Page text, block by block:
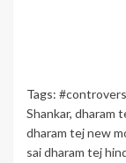
Tags:
Shankar, dharam
dharam tej new
sai dharam tej